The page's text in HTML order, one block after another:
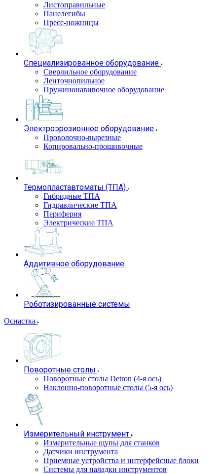
Листоправильные
Панелегибы
Пресс-ножницы
Специализированное оборудование
Сверлильное оборудование
Ленточнопильное
Пружинонавивочное оборудование
Электроэрозионное оборудование
Проволочно-вырезные
Копировально-прошивочные
Термопластавтоматы (ТПА)
Гибридные ТПА
Гидравлические ТПА
Периферия
Электрические ТПА
Аддитивное оборудование
Роботизированные системы
Оснастка
Поворотные столы
Поворотные столы Detron (4-я ось)
Наклонно-поворотные столы (5-я ось)
Измерительный инструмент
Измерительные щупы для станков
Датчики инструмента
Приемные устройства и интерфейсные блоки
Системы для наладки инструментов